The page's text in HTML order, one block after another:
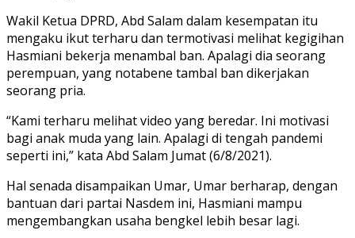
Wakil Ketua DPRD, Abd Salam dalam kesempatan itu
mengaku ikut terharu dan termotivasi melihat kegigihan
Hasmiani bekerja menambal ban. Apalagi dia seorang
perempuan, yang notabene tambal ban dikerjakan
seorang pria.
“Kami terharu melihat video yang beredar. Ini motivasi
bagi anak muda yang lain. Apalagi di tengah pandemi
seperti ini,” kata Abd Salam Jumat (6/8/2021).
Hal senada disampaikan Umar, Umar berharap, dengan
bantuan dari partai Nasdem ini, Hasmiani mampu
mengembangkan usaha bengkel lebih besar lagi.